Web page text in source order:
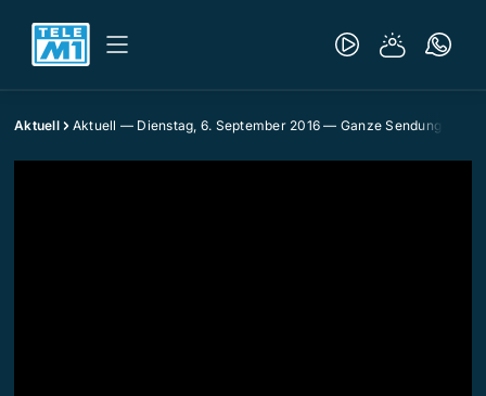
Aktuell Aktuell — Dienstag, 6. September 2016 — Ganze Sendung